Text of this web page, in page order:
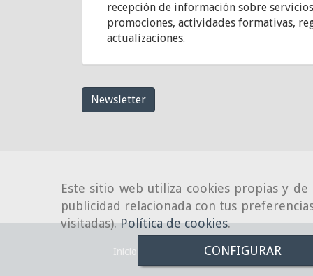
Este sitio web utiliza cookies propias y
publicidad relacionada con tus
visitadas).Política de cookies.
CONFIGURAR
recepción de información sobre
promociones, actividades formativas,
actualizaciones.
Newsletter
Inicio Aviso Legal Política de cookies